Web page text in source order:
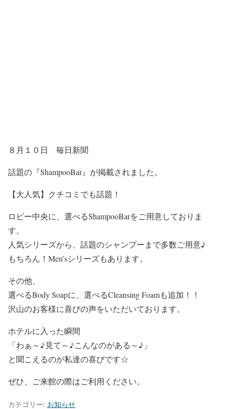
８月１０日 毎日新聞
話題の『ShampooBar』が掲載されました。
【大人気】クチコミでも話題！
ロビー中央に、選べるShampooBarをご用意しておりま
す。
人気シリーズから、話題のシャンプーまで多数ご用意♪
もちろん！Men’sシリーズもあります。
その他、
選べるBody Soapに、選べるCleansing Foamも追加！！
沢山のお客様に喜びの声をいただいております。
ホテルに入った瞬間
「わぁ～♪見て～♪こんなのがある～♪」
と聞こえるのが私達の喜びです☆
ぜひ、ご来館の際はご利用ください。
カテゴリー: お知らせ